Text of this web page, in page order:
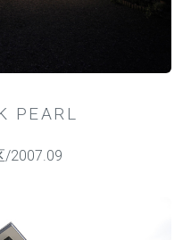
PEARL
/2007.09